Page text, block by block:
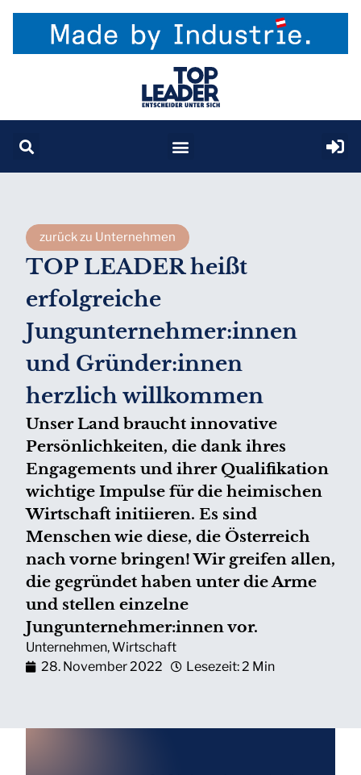
zurück zu Unternehmen
TOP LEADER heißt
erfolgreiche
Jungunternehmer:innen
und Gründer:innen
herzlich willkommen
Unser Land braucht innovative
Persönlichkeiten, die dank ihres
Engagements und ihrer Qualifikation
wichtige Impulse für die heimischen
Wirtschaft initiieren. Es sind
Menschen wie diese, die Österreich
nach vorne bringen! Wir greifen allen,
die gegründet haben unter die Arme
und stellen einzelne
Jungunternehmer:innen vor.
Unternehmen,Wirtschaft
28. November 2022
Lesezeit: 2 Min